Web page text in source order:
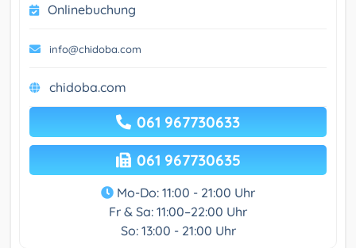
Onlinebuchung
info@chidoba.com
chidoba.com
061 967730633
061 967730635
Mo-Do: 11:00 - 21:00 Uhr
Fr & Sa: 11:00–22:00 Uhr
So: 13:00 - 21:00 Uhr